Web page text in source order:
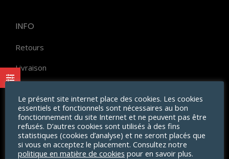
INFO
Retours
Livraison
FAQ
Politique d’avis
Vie privée
Le présent site internet place des cookies. Les cookies
essentiels et fonctionnels sont nécessaires au bon
fonctionnement du site Internet et ne peuvent pas être
refusés. D’autres cookies sont utilisés à des fins
statistiques (cookies d’analyse) et ne seront placés que
si vous en acceptez le placement. Consultez notre
politique en matière de cookies pour en savoir plus.